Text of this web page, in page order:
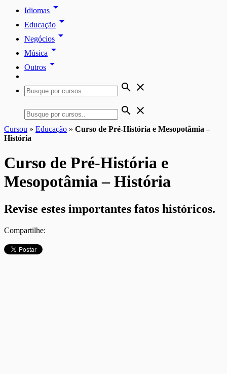
Idiomas arrow_drop_down
Educação arrow_drop_down
Negócios arrow_drop_down
Música arrow_drop_down
Outros arrow_drop_down
search close
search close
Cursou » Educação » Curso de Pré-História e Mesopotâmia –
História
Curso de Pré-História e
Mesopotâmia – História
Revise estes importantes fatos históricos.
Compartilhe: